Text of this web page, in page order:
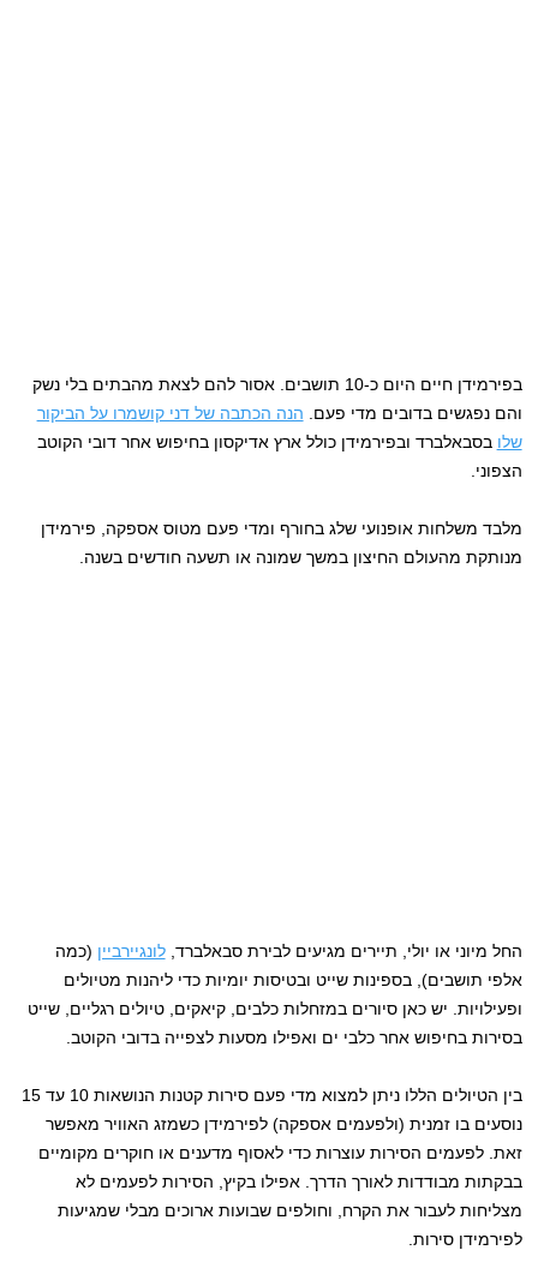
בפירמידן חיים היום כ-10 תושבים. אסור להם לצאת מהבתים בלי נשק
והם נפגשים בדובים מדי פעם. הנה הכתבה של דני קושמרו על הביקור
שלו בסבאלברד ובפירמידן כולל ארץ אדיקסון בחיפוש אחר דובי הקוטב
הצפוני.
מלבד משלחות אופנועי שלג בחורף ומדי פעם מטוס אספקה, פירמידן
מנותקת מהעולם החיצון במשך שמונה או תשעה חודשים בשנה.
החל מיוני או יולי, תיירים מגיעים לבירת סבאלברד,לונגיירביין (כמה
אלפי תושבים), בספינות שייט ובטיסות יומיות כדי ליהנות מטיולים
ופעילויות. יש כאן סיורים במזחלות כלבים, קיאקים, טיולים רגליים, שייט
בסירות בחיפוש אחר כלבי ים ואפילו מסעות לצפייה בדובי הקוטב.
בין הטיולים הללו ניתן למצוא מדי פעם סירות קטנות הנושאות 10 עד 15
נוסעים בו זמנית (ולפעמים אספקה) לפירמידן כשמזג האוויר מאפשר
זאת. לפעמים הסירות עוצרות כדי לאסוף מדענים או חוקרים מקומיים
בבקתות מבודדות לאורך הדרך. אפילו בקיץ, הסירות לפעמים לא
מצליחות לעבור את הקרח, וחולפים שבועות ארוכים מבלי שמגיעות
לפירמידן סירות.